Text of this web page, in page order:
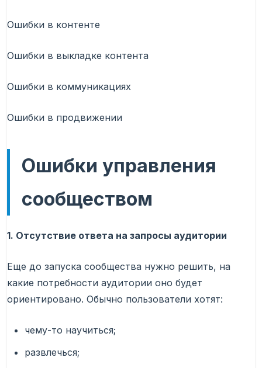
Ошибки в контенте
Ошибки в выкладке контента
Ошибки в коммуникациях
Ошибки в продвижении
Ошибки управления
сообществом
1. Отсутствие ответа на запросы аудитории
Еще до запуска сообщества нужно решить, на
какие потребности аудитории оно будет
ориентировано. Обычно пользователи хотят:
чему-то научиться;
развлечься;